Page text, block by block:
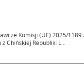
Komisji (UE) 2025/1189
Chińskiej Republiki L...